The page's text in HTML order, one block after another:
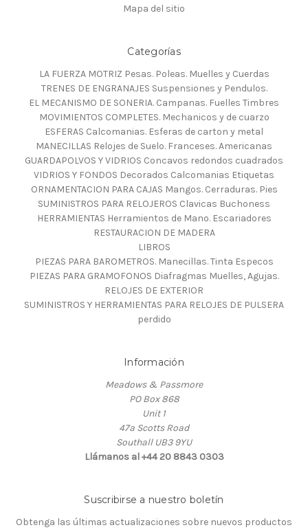
Mapa del sitio
Categorías
LA FUERZA MOTRIZ Pesas. Poleas. Muelles y Cuerdas
TRENES DE ENGRANAJES Suspensiones y Pendulos.
EL MECANISMO DE SONERIA. Campanas. Fuelles Timbres
MOVIMIENTOS COMPLETES. Mechanicos y de cuarzo
ESFERAS Calcomanias. Esferas de carton y metal
MANECILLAS Relojes de Suelo. Franceses. Americanas
GUARDAPOLVOS Y VIDRIOS Concavos redondos cuadrados
VIDRIOS Y FONDOS Decorados Calcomanias Etiquetas
ORNAMENTACION PARA CAJAS Mangos. Cerraduras. Pies
SUMINISTROS PARA RELOJEROS Clavicas Buchoness
HERRAMIENTAS Herramientos de Mano. Escariadores
RESTAURACION DE MADERA
LIBROS
PIEZAS PARA BAROMETROS. Manecillas. Tinta Especos
PIEZAS PARA GRAMOFONOS Diafragmas Muelles, Agujas.
RELOJES DE EXTERIOR
SUMINISTROS Y HERRAMIENTAS PARA RELOJES DE PULSERA
perdido
Información
Meadows & Passmore
PO Box 868
Unit 1
47a Scotts Road
Southall UB3 9YU
Llámanos al +44 20 8843 0303
Suscribirse a nuestro boletín
Obtenga las últimas actualizaciones sobre nuevos productos